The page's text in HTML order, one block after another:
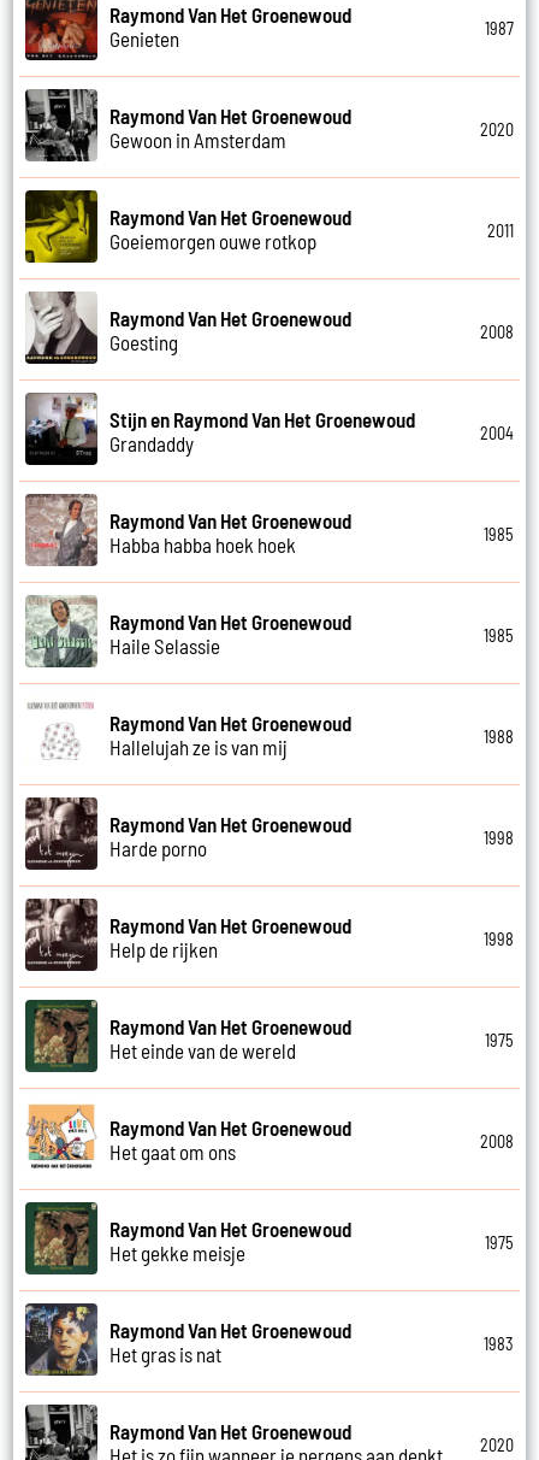
Raymond Van Het Groenewoud
Genieten
1987
Raymond Van Het Groenewoud
Gewoon in Amsterdam
2020
Raymond Van Het Groenewoud
Goeiemorgen ouwe rotkop
2011
Raymond Van Het Groenewoud
Goesting
2008
Stijn en Raymond Van Het Groenewoud
Grandaddy
2004
Raymond Van Het Groenewoud
Habba habba hoek hoek
1985
Raymond Van Het Groenewoud
Haile Selassie
1985
Raymond Van Het Groenewoud
Hallelujah ze is van mij
1988
Raymond Van Het Groenewoud
Harde porno
1998
Raymond Van Het Groenewoud
Help de rijken
1998
Raymond Van Het Groenewoud
Het einde van de wereld
1975
Raymond Van Het Groenewoud
Het gaat om ons
2008
Raymond Van Het Groenewoud
Het gekke meisje
1975
Raymond Van Het Groenewoud
Het gras is nat
1983
Raymond Van Het Groenewoud
Het is zo fijn wanneer je nergens aan denkt
2020